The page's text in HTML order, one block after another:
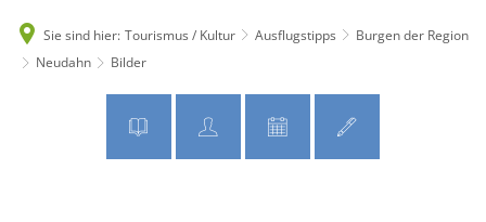
Sie sind hier: Tourismus / Kultur Ausflugstipps
Burgen der Region
Neudahn
Bilder